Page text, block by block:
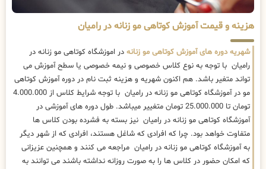
هزینه و قیمت آموزش کوتاهی مو زنانه در رامیان
شهریه دوره های آموزش کوتاهی مو زنانه در اموزشگاه کوتاهی مو زنانه در
رامیان با توجه به نوع کلاس خصوصی و نیمه خصوصی یا سطح آموزش می
تواند متغیر باشد. هم اکنون شهریه و هزینه ثبت نام در دوره آموزش کوتاهی
مو در آموزشگاه کوتاهی مو زنانه در رامیان با توجه شرایط کلاس از 4.000.000
تومان تا 25.000.000 تومان متغییر میباشد. طول دوره های آموزشی در
آموزشگاه کوتاهی مو زنانه در رامیان نیز بسته به فشرده بودن کلاس ها
متفاوت خواهد بود. چرا که افرادی که شاغل هستند، افرادی که از شهر دیگر
به آموزشگاه کوتاهی مو زنانه در رامیان مراجعه می کنند و همچنین عزیزانی
که امکان حضور در کلاس ها را به صورت روزانه نداشته باشند می توانند به